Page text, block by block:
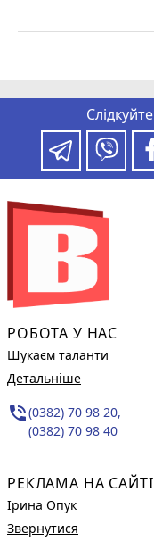
РОБОТА У НАС
Шукаєм таланти
Детальніше
phone_in_talk(0382) 70 98 20,
(0382) 70 98 40
РЕКЛАМА НА САЙТІ
Ірина Опук
Звернутися